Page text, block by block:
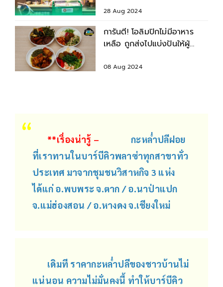
28 Aug 2024
การันตี! โอลิมปิกไม่มีอาหาร
เหลือ ถูกส่งไปแบ่งปันให้ผู้
08 Aug 2024
**เรื่องน่ารู้ –
กะหล่ำปลีฝอย
ที่เราทานในบาร์บีคิวพลาซ่าทุกสาขาทั่ว
ประเทศ มาจากชุมชนวิสาหกิจ 3 แห่ง
ได้แก่ อ.พบพระ จ.ตาก / อ.นาป่าแปก
จ.แม่ฮ่องสอน / อ.หางดง จ.เชียงใหม่
เดิมที ราคากะหล่ำปลีของชาวบ้านไม่
แน่นอน ความไม่มั่นคงนี้ ทำให้บาร์บีคิว